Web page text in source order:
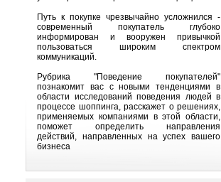
Путь к покупке чрезвычайно усложнился -
современный покупатель глубоко
информирован и вооружен привычкой
пользоваться широким спектром
коммуникаций.
Рубрика "Поведение покупателей"
познакомит вас с новыми тенденциями в
области исследований поведения людей в
процессе шоппинга, расскажет о решениях,
применяемых компаниями в этой области,
поможет определить направления
действий, направленных на успех вашего
бизнеса